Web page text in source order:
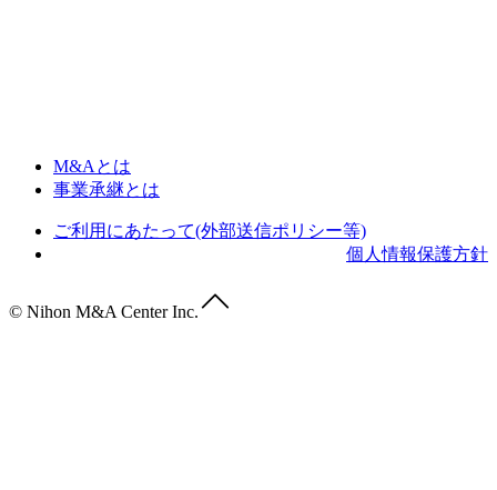
M&Aとは
事業承継とは
ご利用にあたって(外部送信ポリシー等)
個人情報保護方針
© Nihon M&A Center Inc.